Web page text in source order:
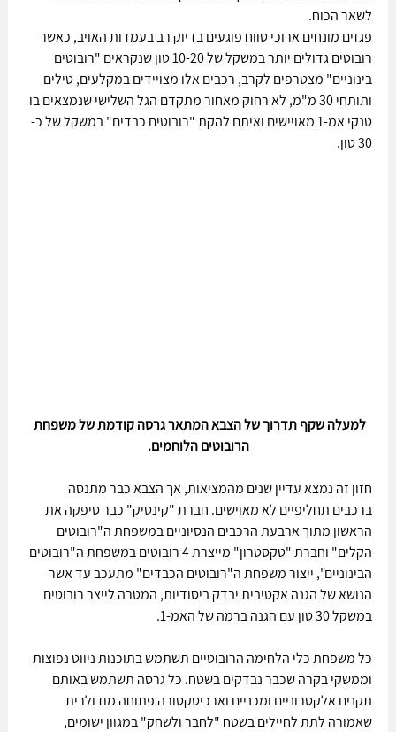
לשאר הכוח.
פגזים מונחים ארוכי טווח פוגעים בדיוק רב בעמדות האויב, כאשר
רובוטים גדולים יותר במשקל של 10-20 טון שנקראים "רובוטים
בינוניים" מצטרפים לקרב, רכבים אלו מצויידים במקלעים, טילים
ותותחי 30 מ"מ, לא רחוק מאחור מתקדם הגל השלישי שנמצאים בו
טנקי אמ-1 מאויישים ואיתם להקת "רובוטים כבדים" במשקל של כ-
30 טון.
למעלה שקף תדרוך של הצבא המתאר גרסה קודמת של משפחת
הרובוטים הלוחמים.
חזון זה נמצא עדיין שנים מהמציאות, אך הצבא כבר מתנסה
ברכבים תחליפיים לא מאוישים. חברת "קינטיק" כבר סיפקה את
הראשון מתוך ארבעת הרכבים הנסיוניים במשפחת ה"רובוטים
הקלים" וחברת "טקסטרון" מייצרת 4 רובוטים במשפחת ה"רובוטים
הבינוניים", ייצור משפחת ה"רובוטים הכבדים" מתעכב עד אשר
הנושא של הגנה אקטיבית יבדק ביסודיות, המטרה לייצר רובוטים
במשקל 30 טון עם הגנה ברמה של האמ-1.
כל משפחת כלי הלחימה הרובוטיים תשתמש בתוכנות ניווט נפוצות
וממשקי בקרה שכבר נבדקים בשטח. כל גרסה תשתמש באותם
תקנים אלקטרוניים ומכניים וארכיטקטורה פתוחה מודולרית
שאמורה לתת לחיילים בשטח "לחבר ולשחק" במגוון ישומים,